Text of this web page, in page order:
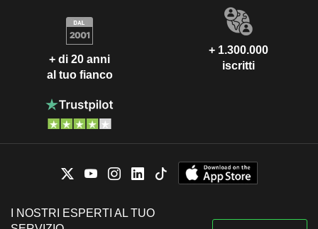
+ di 20 anni
al tuo fianco
+ 1.300.000
iscritti
I NOSTRI ESPERTI AL TUO